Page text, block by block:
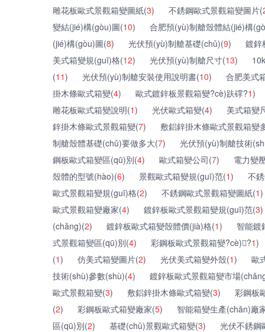
雕花板歐式景觀箱變圖紙(3) 不銹鋼歐式景觀箱變圖片(
變結(jié)構(gòu)圖(10)
合肥預(yù)制艙殼體結(jié)構
(jié)構(gòu)圖(8) 光伏預(yù)制艙基礎(chǔ)(9)
鍍鋅
美式箱變規(guī)格(12) 光伏預(yù)制艙尺寸(13)
(11) 光伏預(yù)制艙安裝使用說明書(10)
合肥美式
掛木條歐式箱變(4) 歐式鍍鋅板景觀箱變?cè)趺礃?1)
雕花板歐式箱變說明(1) 光伏歐式箱變(4)
美式箱變
鋅掛木條歐式景觀箱變(7)
敷鋁鋅掛木條歐式景觀箱變
制艙殼體基礎(chǔ)要做多大(7)
光伏預(yù)制艙技術
鋼板歐式箱變區(qū)別(4) 歐式箱變公司(7)
電力變
殼體的型號(hào)(6) 景觀歐式箱變規(guī)范(1)
不
歐式景觀箱變規(guī)格(2) 不銹鋼歐式景觀箱變圖紙(1)
歐式景觀箱變廠家(4) 鍍鋅板歐式景觀箱變規(guī)范(3)
(chǎng)(2) 鍍鋅板歐式箱變殼體價(jià)格(1)
智能鍍
式景觀箱變區(qū)別(4) 彩鋼板歐式景觀箱變?cè)?1)
(1) 仿美式箱變圖片(2) 光伏美式箱變外殼(1)
歐
技術(shù)參數(shù)(4)
鍍鋅板歐式景觀箱變市場
歐式景觀箱變(3) 敷鋁鋅掛木條歐式箱變(3)
彩鋼板
(2) 彩鋼板歐式箱變廠家(5)
智能箱變生產(chǎn)廠
區(qū)別(2) 基礎(chǔ)景觀歐式箱變(3)
光伏不銹鋼